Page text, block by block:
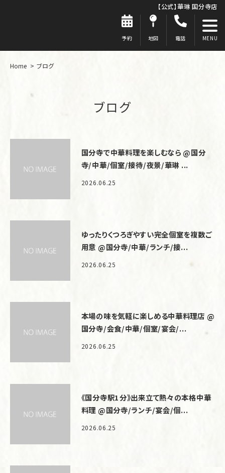
【公式】華琳 国分寺店
予約 地図 電話
Home ブログ
ブログ
国分寺で中華料理を楽しむなら @国分
寺/中華/個室/接待/夜景/華琳 ...
2026.06.25
ゆったりくつろぎやすい完全個室を複数ご
用意 @国分寺/中華/ランチ/接...
2026.06.25
本場の味を気軽に楽しめる中華料理店 @
国分寺/会食/中華/個室/宴会/...
2026.06.25
《国分寺駅1分》出来立て熱々の本格中華
料理 @国分寺/ランチ/宴会/個...
2026.06.25